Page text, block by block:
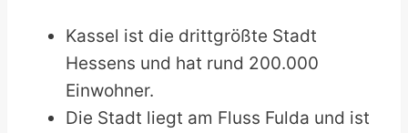
Kassel ist die drittgrößte Stadt
Hessens und hat rund 200.000
Einwohner.
Die Stadt liegt am Fluss Fulda und ist